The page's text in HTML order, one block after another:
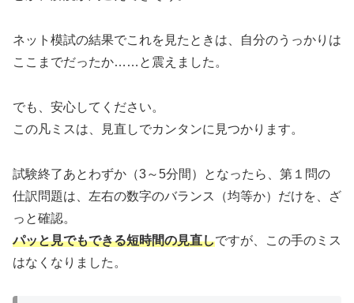
ネット模試の結果でこれを見たときは、自分のうっかりは
ここまでだったか……と震えました。
でも、安心してください。
この凡ミスは、見直しでカンタンに見つかります。
試験終了あとわずか（3～5分間）となったら、第１問の
仕訳問題は、左右の数字のバランス（均等か）だけを、ざ
っと確認。
パッと見でもできる短時間の見直しですが、この手のミス
はなくなりました。